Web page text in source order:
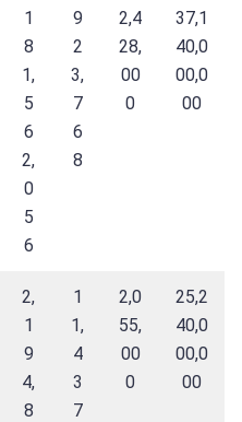
1
8
1,
5
6
2,
0
5
6
9
2
3,
7
6
8
2,4
28,
00
0
37,1
40,0
00,0
00
2,
1
9
4,
8
1
1,
4
3
7
2,0
55,
00
0
25,2
40,0
00,0
00